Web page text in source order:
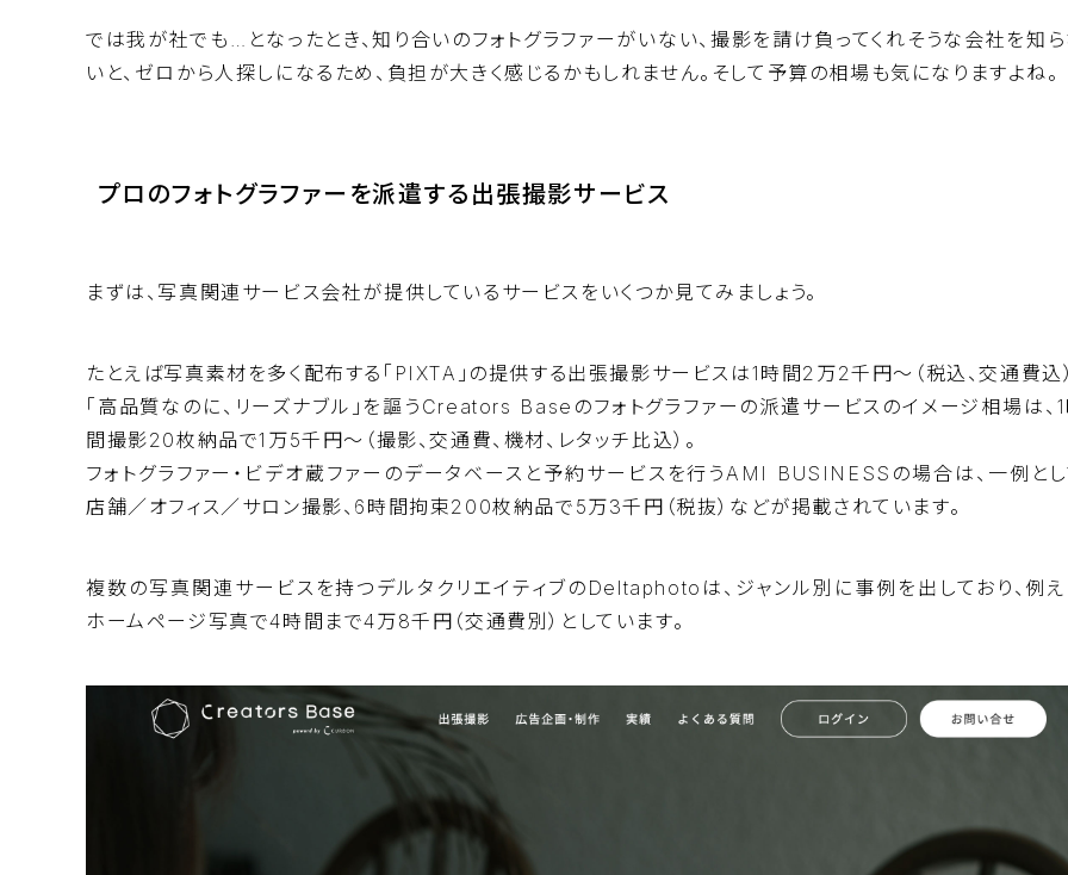
では我が社でも…となったとき、知り合いのフォトグラファーがいない、撮影を請け負ってくれそうな会社を知
いと、ゼロから人探しになるため、負担が大きく感じるかもしれません。そして予算の相場も気になりますよね。
プロのフォトグラファーを派遣する出張撮影サービス
まずは、写真関連サービス会社が提供しているサービスをいくつか見てみましょう。
たとえば写真素材を多く配布する「PIXTA」の提供する出張撮影サービス は1時間2万2千円〜（税込、交通費込
「高品質なのに、リーズナブル」を謳うCreators Baseのフォトグラファーの派遣サービス のイメージ相場は、
間撮影20枚納品で1万5千円〜（撮影、交通費、機材、レタッチ比込）。
フォトグラファー・ビデオ蔵ファーのデータベースと予約サービスを行うAMI BUSINESSの場合は、 一例 と
店舗／オフィス／サロン撮影、6時間拘束200枚納品で5万3千円（税抜）などが掲載されています。
複数の写真関連サービスを持つデルタクリエイティブの Deltaphoto は、ジャンル別に事例を出しており、例
ホームページ写真で4時間まで4万8千円（交通費別）としています。